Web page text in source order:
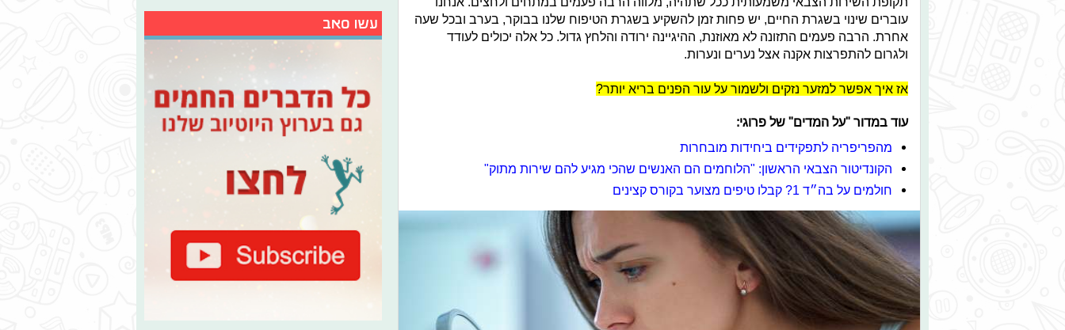
עוברים שינוי בשגרת החיים, יש פחות זמן להשקיע בשגרת הטיפוח שלנו בבוקר, בערב ובכל שעה
אחרת. הרבה פעמים התזונה לא מאוזנת, ההיגיינה ירודה והלחץ גדול. כל אלה יכולים לעודד
ולגרום להתפרצות אקנה אצל נערים ונערות.
אז איך אפשר למזער נזקים ולשמור על עור הפנים בריא יותר?
עוד במדור "על המדים" של פרוגי:
מהפריפריה לתפקידים ביחידות מובחרות
הקונדיטור הצבאי הראשון: "הלוחמים הם האנשים שהכי מגיע להם שירות מתוק"
חולמים על בה״ד 1? קבלו טיפים מצוער בקורס קצינים
עשו סאב